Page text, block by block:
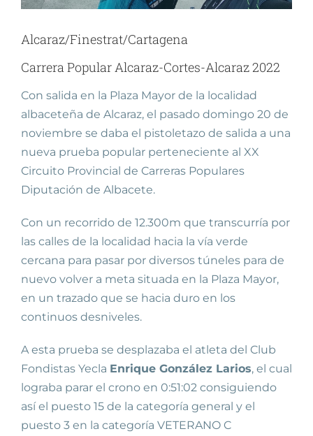
Alcaraz/Finestrat/Cartagena
Carrera Popular Alcaraz-Cortes-Alcaraz 2022
Con salida en la Plaza Mayor de la localidad
albaceteña de Alcaraz, el pasado domingo 20 de
noviembre se daba el pistoletazo de salida a una
nueva prueba popular perteneciente al XX
Circuito Provincial de Carreras Populares
Diputación de Albacete.
Con un recorrido de 12.300m que transcurría por
las calles de la localidad hacia la vía verde
cercana para pasar por diversos túneles para de
nuevo volver a meta situada en la Plaza Mayor,
en un trazado que se hacia duro en los
continuos desniveles.
A esta prueba se desplazaba el atleta del Club
Fondistas Yecla Enrique González Larios, el cual
lograba parar el crono en 0:51:02 consiguiendo
así el puesto 15 de la categoría general y el
puesto 3 en la categoría VETERANO C